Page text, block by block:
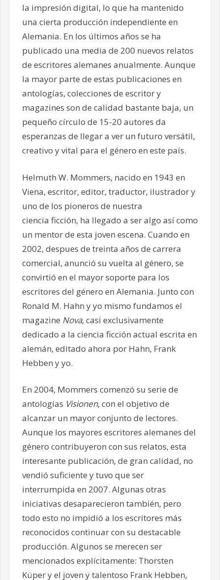
la impresión digital, lo que ha mantenido
una cierta producción independiente en
Alemania. En los últimos años se ha
publicado una media de 200 nuevos relatos
de escritores alemanes anualmente. Aunque
la mayor parte de estas publicaciones en
antologías, colecciones de escritor y
magazines son de calidad bastante baja, un
pequeño círculo de 15-20 autores da
esperanzas de llegar a ver un futuro versátil,
creativo y vital para el género en este país.
Helmuth W. Mommers, nacido en 1943 en
Viena, escritor, editor, traductor, ilustrador y
uno de los pioneros de nuestra
ciencia ficción, ha llegado a ser algo así como
un mentor de esta joven escena. Cuando en
2002, despues de treinta años de carrera
comercial, anunció su vuelta al género, se
convirtió en el mayor soporte para los
escritores del género en Alemania. Junto con
Ronald M. Hahn y yo mismo fundamos el
magazine Nova, casi exclusivamente
dedicado a la ciencia ficción actual escrita en
alemán, editado ahora por Hahn, Frank
Hebben y yo.
En 2004, Mommers comenzó su serie de
antologías Visionen, con el objetivo de
alcanzar un mayor conjunto de lectores.
Aunque los mayores escritores alemanes del
género contribuyeron con sus relatos, esta
interesante publicación, de gran calidad, no
vendió suficiente y tuvo que ser
interrumpida en 2007. Algunas otras
iniciativas desaparecieron también, pero
todo esto no impidió a los escritores más
reconocidos continuar con su destacable
producción. Algunos se merecen ser
mencionados explícitamente: Thorsten
Küper y el joven y talentoso Frank Hebben,